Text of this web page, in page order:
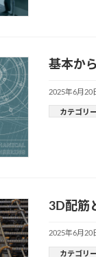
基本か
2025年6月20
カテゴリ
3D配筋
2025年6月20
カテゴリ